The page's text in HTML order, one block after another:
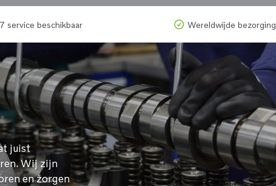
service beschikbaar Wereldwijde bezorging
juist
Wij zijn
en zorgen